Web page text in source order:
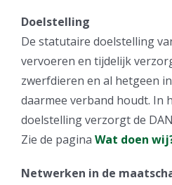
Doelstelling
De statutaire doelstelling
vervoeren en tijdelijk
zwerfdieren en al hetgeen
daarmee verband houdt. In
doelstelling verzorgt de
Zie de pagina Wat doen
Netwerken in de